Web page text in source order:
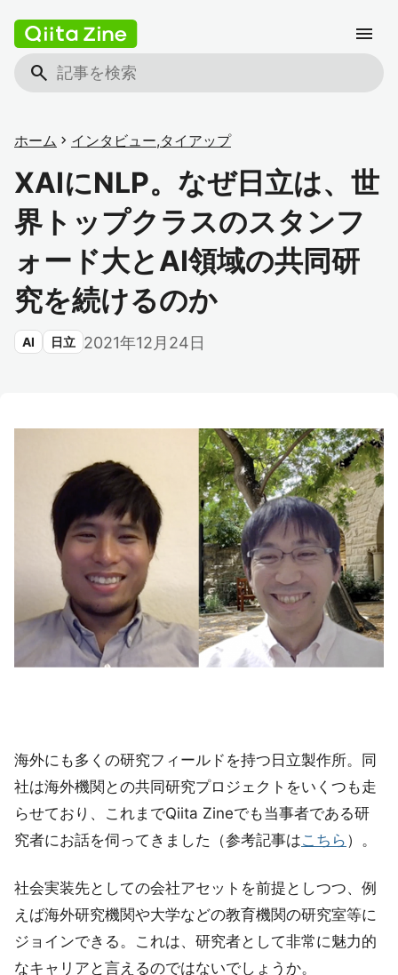
search
menu
ホーム chevron_right インタビュー,タイアップ
XAIにNLP。なぜ日立は、世
界トップクラスのスタンフ
ォード大とAI領域の共同研
究を続けるのか
AI 日立 2021年12月24日
海外にも多くの研究フィールドを持つ日立製作所。同
社は海外機関との共同研究プロジェクトをいくつも走
らせており、これまでQiita Zineでも当事者である研
究者にお話を伺ってきました（参考記事はこちら ）。
社会実装先としての会社アセットを前提としつつ、例
えば海外研究機関や大学などの教育機関の研究室等に
ジョインできる。これは、研究者として非常に魅力的
なキャリアと言えるのではないでしょうか。